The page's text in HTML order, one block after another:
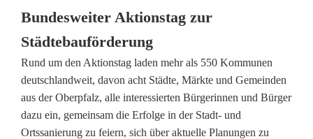
g
e
r
f
e
Bundesweiter Aktionstag zur
Städtebauförderung
Rund um den Aktionstag laden mehr als 550 Kommunen
deutschlandweit, davon acht Städte, Märkte und Gemeinden
aus der Oberpfalz, alle interessierten Bürgerinnen und Bürger
dazu ein, gemeinsam die Erfolge in der Stadt- und
Ortssanierung zu feiern, sich über aktuelle Planungen zu